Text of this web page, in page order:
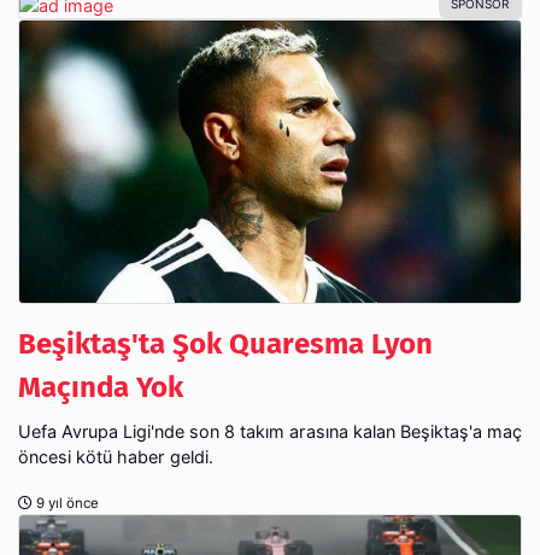
Beşiktaş'ta Şok Quaresma Lyon
Maçında Yok
Uefa Avrupa Ligi'nde son 8 takım arasına kalan Beşiktaş'a maç
öncesi kötü haber geldi.
9 yıl önce